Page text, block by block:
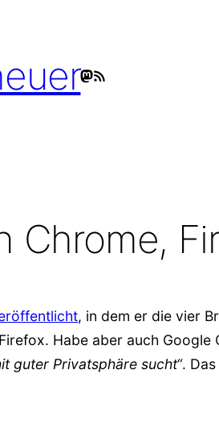
Mastodon
RSS-Feed
Chrome,
, in dem er die vier
Habe aber auch
guter Privatsphäre sucht“.